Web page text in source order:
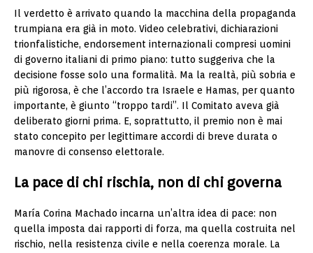
Il verdetto è arrivato quando la macchina della propaganda
trumpiana era già in moto. Video celebrativi, dichiarazioni
trionfalistiche, endorsement internazionali compresi uomini
di governo italiani di primo piano: tutto suggeriva che la
decisione fosse solo una formalità. Ma la realtà, più sobria e
più rigorosa, è che l’accordo tra Israele e Hamas, per quanto
importante, è giunto “troppo tardi”. Il Comitato aveva già
deliberato giorni prima. E, soprattutto, il premio non è mai
stato concepito per legittimare accordi di breve durata o
manovre di consenso elettorale.
La pace di chi rischia, non di chi governa
María Corina Machado incarna un’altra idea di pace: non
quella imposta dai rapporti di forza, ma quella costruita nel
rischio, nella resistenza civile e nella coerenza morale. La